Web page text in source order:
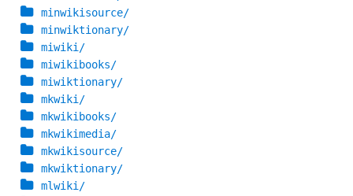
minwikisource/
minwiktionary/
miwiki/
miwikibooks/
miwiktionary/
mkwiki/
mkwikibooks/
mkwikimedia/
mkwikisource/
mkwiktionary/
mlwiki/